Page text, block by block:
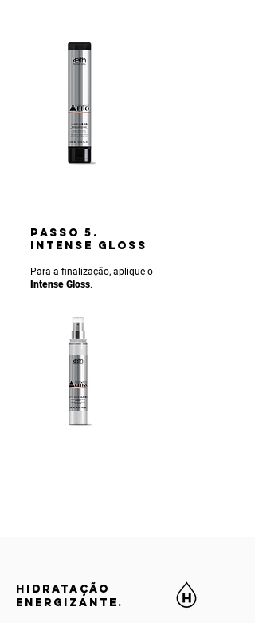
PASSO 5.
INTENSE gLOSS
Para a finalização, aplique o
Intense Gloss.
HIDRATAÇÃO
ENERGIZANTE.